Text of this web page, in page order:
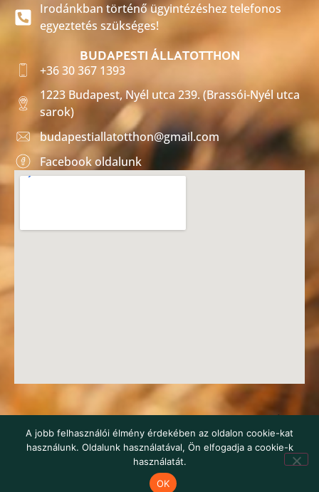
Irodánkban történő ügyintézéshez telefonos
egyeztetés szükséges!
BUDAPESTI ÁLLATOTTHON
+36 30 367 1393
1223 Budapest, Nyél utca 239. (Brassói-Nyél utca
sarok)
budapestiallatotthon@gmail.com
Facebook oldalunk
és Természetvédő Egyesület
webstudio22
A jobb felhasználói élmény érdekében az oldalon cookie-kat
használunk. Oldalunk használatával, Ön elfogadja a cookie-k
használatát.
OK